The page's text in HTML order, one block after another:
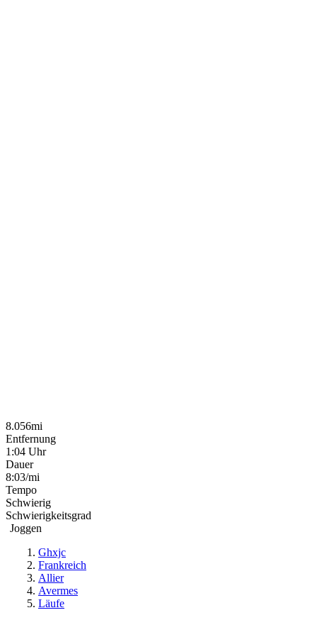
8.056mi
Entfernung
1:04 Uhr
Dauer
8:03/mi
Tempo
Schwierig
Schwierigkeitsgrad
Joggen
Ghxjc
Frankreich
Allier
Avermes
Läufe